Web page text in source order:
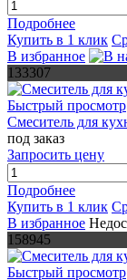
Подробнее
Купить в 1 клик
В избранное
133307
Быстрый просмотр
Смеситель для
под заказ
Запросить цену
Подробнее
Купить в 1 клик
В избранное
158945
Быстрый просмотр